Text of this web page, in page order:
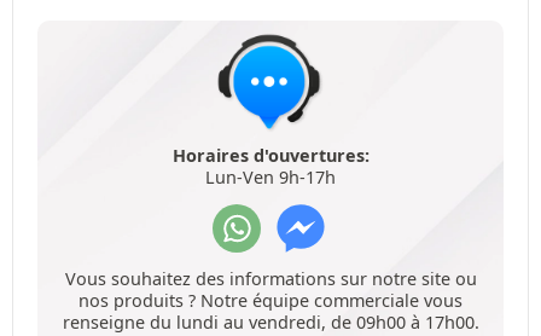
Horaires d'ouvertures:
Lun-Ven 9h-17h
Vous souhaitez des informations sur notre site ou
nos produits ? Notre équipe commerciale vous
renseigne du lundi au vendredi, de 09h00 à 17h00.